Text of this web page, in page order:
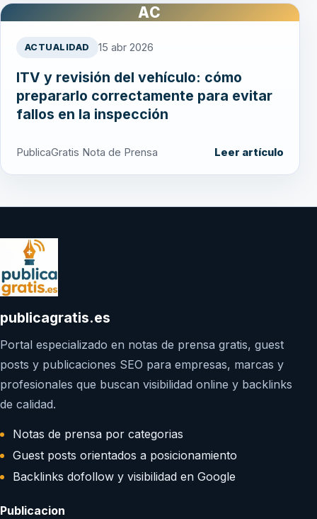
AC
ACTUALIDAD 15 abr 2026
ITV y revisión del vehículo: cómo
prepararlo correctamente para evitar
fallos en la inspección
PublicaGratis Nota de Prensa Leer artículo
publicagratis.es
Portal especializado en notas de prensa gratis, guest
posts y publicaciones SEO para empresas, marcas y
profesionales que buscan visibilidad online y backlinks
de calidad.
Notas de prensa por categorias
Guest posts orientados a posicionamiento
Backlinks dofollow y visibilidad en Google
Publicacion